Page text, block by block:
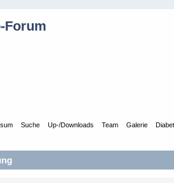
Suche Up-/Downloads Team Galerie